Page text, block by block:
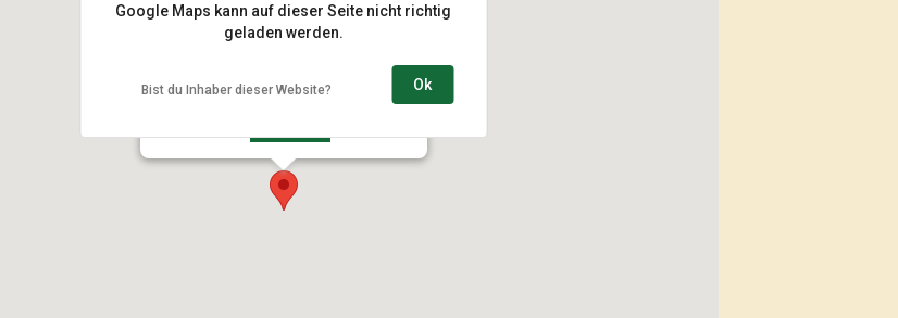
+43 (0) 3179 / 8250
Anfahrt:
bis hier
von hier
Google Maps kann auf dieser Seite nicht richtig
geladen werden.
Bist du Inhaber dieser Website? Ok